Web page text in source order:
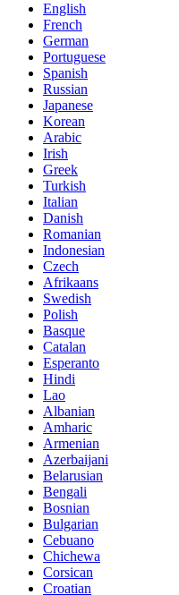
English
French
German
Portuguese
Spanish
Russian
Japanese
Korean
Arabic
Irish
Greek
Turkish
Italian
Danish
Romanian
Indonesian
Czech
Afrikaans
Swedish
Polish
Basque
Catalan
Esperanto
Hindi
Lao
Albanian
Amharic
Armenian
Azerbaijani
Belarusian
Bengali
Bosnian
Bulgarian
Cebuano
Chichewa
Corsican
Croatian